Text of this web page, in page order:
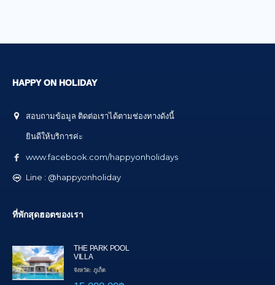
HAPPY ON HOLIDAY
สอบถามข้อมูล ติดต่อเราได้ตามช่องทางดังนี้
ยินดีให้บริการค่ะ
www.facebook.com/happyonholidays
Line : @happyonholiday
ที่พักสุดฮอตของเรา
THE PARK POOL
VILLA
จังหวัด: ภูเก็ต